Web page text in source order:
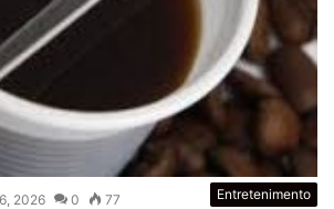
Entretenimento
2026 0 77